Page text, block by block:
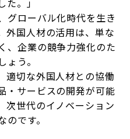
。」
グローバル化時代を生き
外国人材の活用は、単な
、企業の競争力強化のた
う。
適切な外国人材との協働
・サービスの開発が可能
次世代のイノベーション
です。